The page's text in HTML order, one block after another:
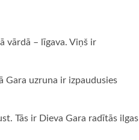
vārdā – līgava. Viņš ir
Gara uzruna ir izpaudusies
Tās ir Dieva Gara radītās ilgas